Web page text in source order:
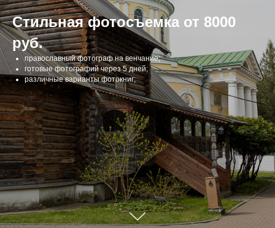
Стильная фотосъемка от 8000
руб.
православный фотограф на венчание;
готовые фотографий через 5 дней;
различные варианты фотокниг;